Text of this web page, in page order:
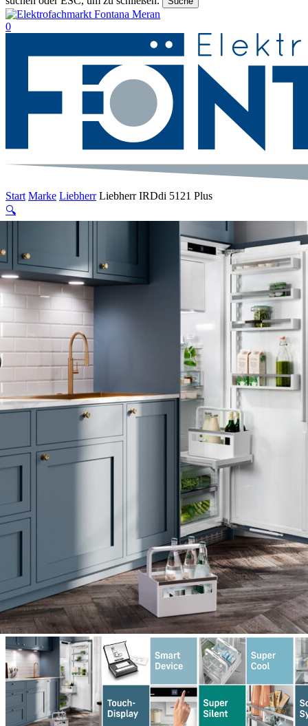
Suche
beenden
suche
0
Start Marke Liebherr Liebherr IRDdi 5121 Plus
🔍